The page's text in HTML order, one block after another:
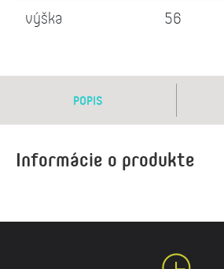
výška
56
POPIS
Informácie o produkte